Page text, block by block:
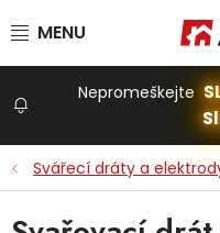
Nepromeškejte
Svářecí dráty a